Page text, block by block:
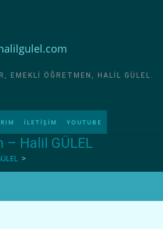
EMEKLI ÖĞRETMEN, HALIL GÜLEL.
İLETİŞİM YOUTUBE
– Halil GÜLEL
>